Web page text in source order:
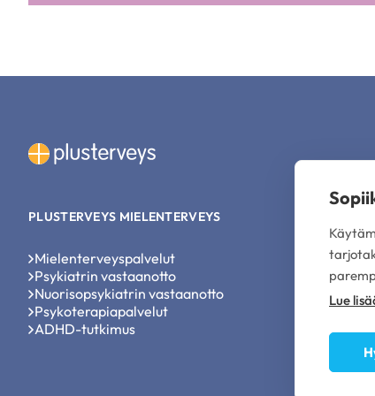
PLUSTERVEYS MIELENTERVEYS
Mielenterveyspalvelut
Psykiatrin vastaanotto
Nuorisopsykiatrin vastaanotto
Psykoterapiapalvelut
ADHD-tutkimus
Lue